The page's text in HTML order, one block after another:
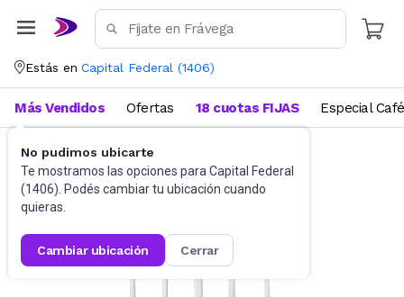
Estás en Capital Federal (1406)
No pudimos ubicarte
Te mostramos las opciones para Capital Federal
(1406). Podés cambiar tu ubicación cuando
quieras.
cambiar ubicación cerrar
Más Vendidos Ofertas 18 cuotas FIJAS Especial Café
Cubiertos Sets de cubiertos